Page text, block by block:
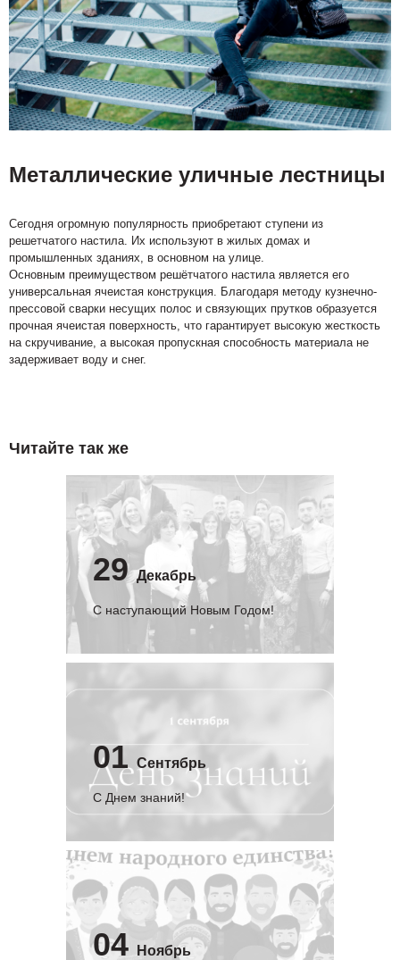
Металлические уличные лестницы
Сегодня огромную популярность приобретают ступени из
решетчатого настила. Их используют в жилых домах и
промышленных зданиях, в основном на улице.
Основным преимуществом решётчатого настила является его
универсальная ячеистая конструкция. Благодаря методу кузнечно-
прессовой сварки несущих полос и связующих прутков образуется
прочная ячеистая поверхность, что гарантирует высокую жесткость
на скручивание, а высокая пропускная способность материала не
задерживает воду и снег.
Читайте так же
29 Декабрь
С наступающий Новым Годом!
01 Сентябрь
C Днем знаний!
04 Ноябрь